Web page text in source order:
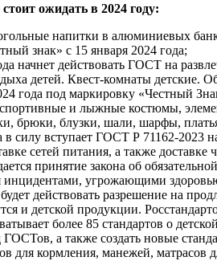
ожидать в 2024 году:
напитки в алюминиевых
знак» с 15 января 2024 года;
начнет действовать ГОСТ на
детей. Квест-комнаты детские.
года под маркировку «Честный
спортивные и лыжные костюмы,
брюки, блузки, шали, шарфы,
в силу вступает ГОСТ Р 71162-2023
сетей питания, а также
принятие закона об
инцидентами, угрожающими
действовать разрешение на
и детской продукции.
более 85 стандартов о
ГОСТов, а также создать новые
для кормления, манежей, матрасов